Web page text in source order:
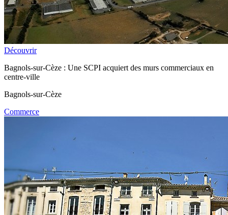
Découvrir
Bagnols-sur-Cèze : Une SCPI acquiert des murs commerciaux en
centre-ville
Bagnols-sur-Cèze
Commerce